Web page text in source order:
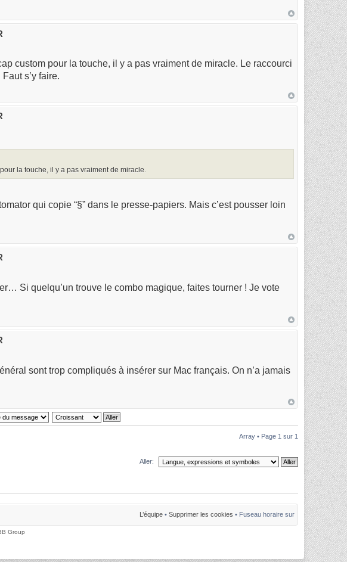
custom pour la touche, il y a pas vraiment de miracle. Le raccourci
s’y faire.
la touche, il y a pas vraiment de miracle.
qui copie “§” dans le presse-papiers. Mais c’est pousser loin
Si quelqu’un trouve le combo magique, faites tourner ! Je vote
sont trop compliqués à insérer sur Mac français. On n’a jamais
Array • Page 1 sur 1
Aller:
L’équipe • Supprimer les cookies • Fuseau horaire sur
Group